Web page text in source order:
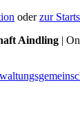
oderzur
Aindling |